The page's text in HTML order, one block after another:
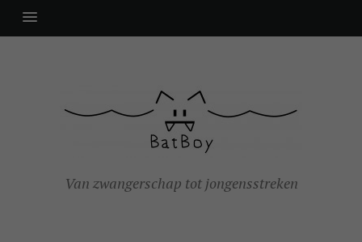
Van zwangerschap tot jongensstreken